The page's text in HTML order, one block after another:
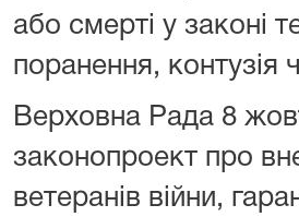
або смерті у законі
поранення, контузія
Верховна Рада 8
законопроект про
ветеранів війни,